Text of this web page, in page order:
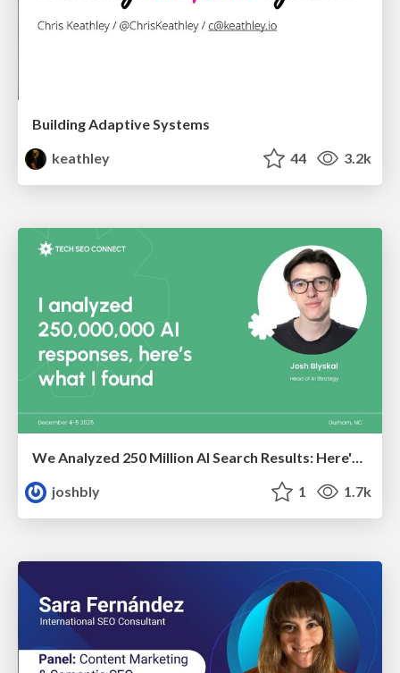
Building Adaptive Systems
keathley
44 3.2k
joshbly
1 1.7k